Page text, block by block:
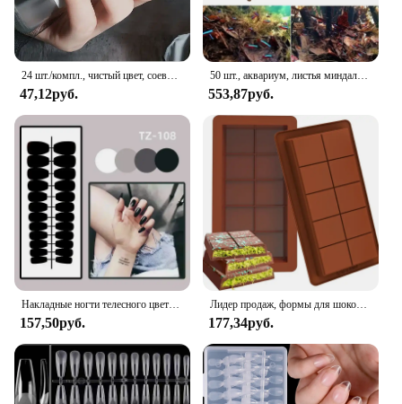
24 шт./компл., чистый цвет, соевый красный миндаль, накладные кончики ногтей, съемный наконечник, накладные ногти, французский клей, акриловый пресс для ногтей
47,12руб.
50 шт., аквариум, листья миндаля, листья катапупы, аквариум, аквариум, очистка рыб, индийское миндальное дерево, захват, лист, баланс воды, кислота PH
553,87руб.
Накладные ногти телесного цвета с желеобразным клеем, 24 шт.
157,50руб.
Лидер продаж, формы для шоколада, 2 упаковки, большие и толстые силиконовые формы для шоколадных батончиков, большая форма для шоколадных конфет
177,34руб.